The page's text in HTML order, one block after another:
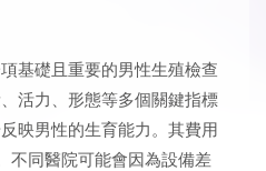
基礎且重要的男性生殖檢查
活力、形態等多個關鍵指標
映男性的生育能力。其費用
不同醫院可能會因為設備差